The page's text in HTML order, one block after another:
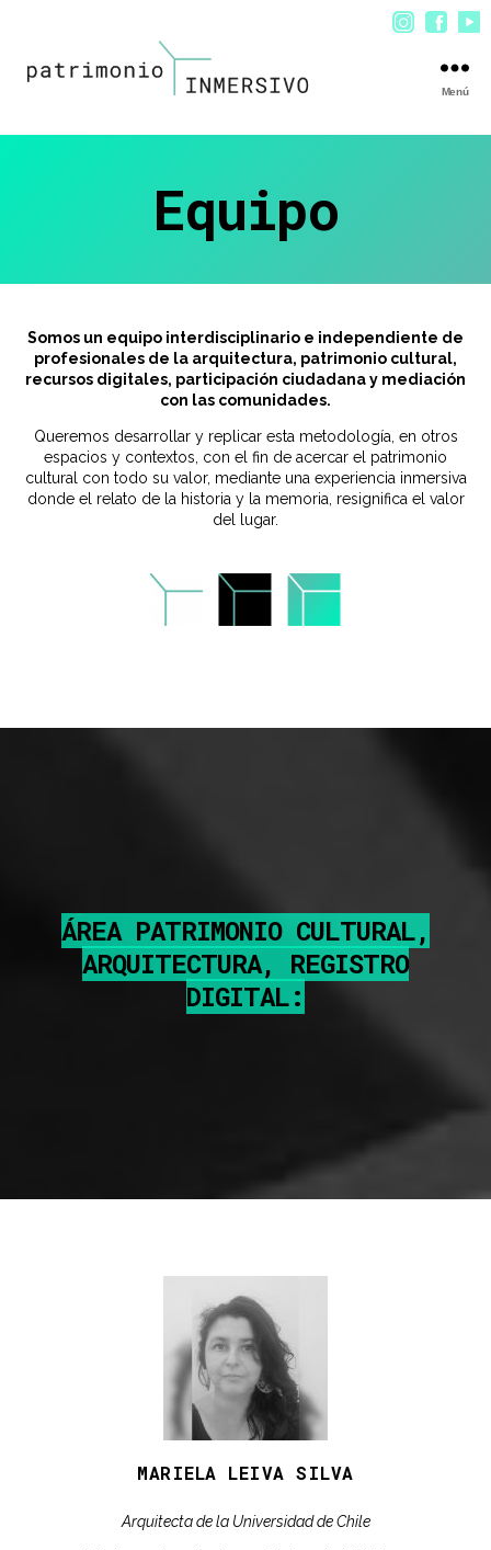
INMERSIVO
Menú
Equipo
Somos un equipo interdisciplinario e independiente de
profesionales de la arquitectura, patrimonio cultural,
recursos digitales, participación ciudadana y mediación
con las comunidades.
Queremos desarrollar y replicar esta metodología, en otros
espacios y contextos, con el fin de acercar el patrimonio
cultural con todo su valor, mediante una experiencia inmersiva
donde el relato de la historia y la memoria, resignifica el valor
del lugar.
ÁREA PATRIMONIO CULTURAL,
ARQUITECTURA, REGISTRO
DIGITAL:
MARIELA LEIVA SILVA
Arquitecta de la Universidad de Chile